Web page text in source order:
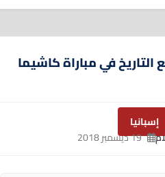
في مباراة كاشيما
19 ديسمبر 2018